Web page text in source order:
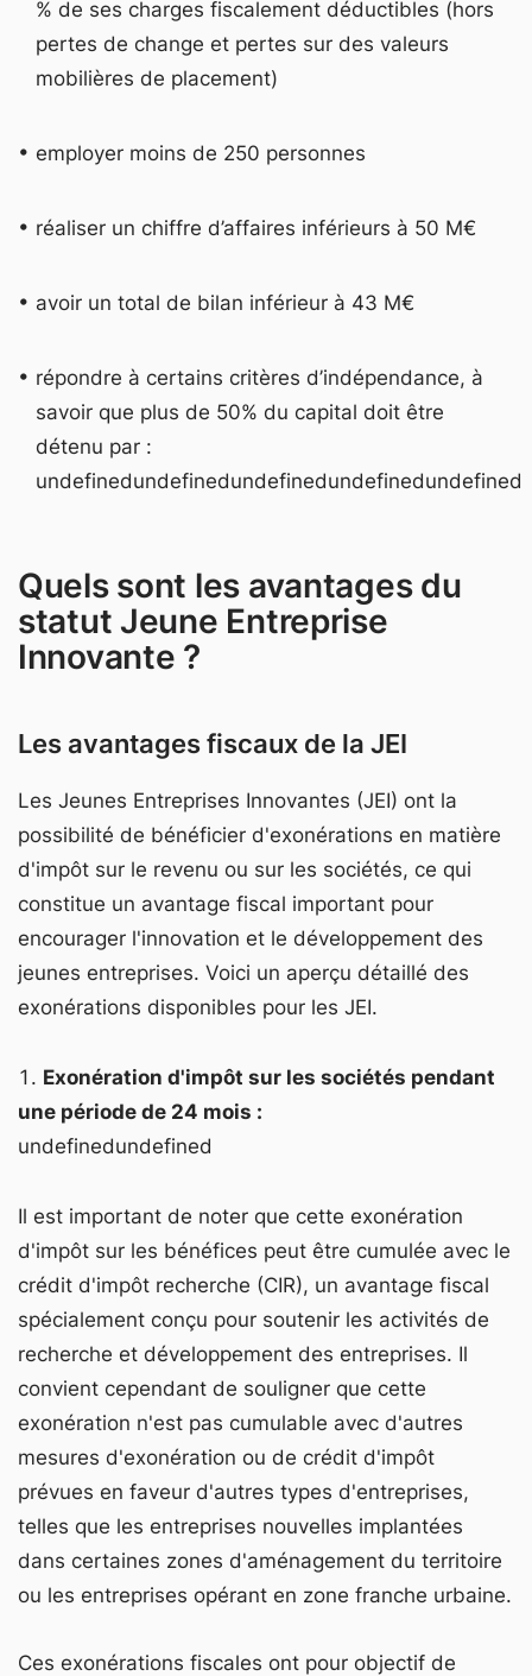
% de ses charges fiscalement déductibles (hors
pertes de change et pertes sur des valeurs
mobilières de placement)
employer moins de 250 personnes
réaliser un chiffre d’affaires inférieurs à 50 M€
avoir un total de bilan inférieur à 43 M€
répondre à certains critères d’indépendance, à
savoir que plus de 50% du capital doit être
détenu par :
undefinedundefinedundefinedundefinedundefined
Quels sont les avantages du
statut Jeune Entreprise
Innovante ?
Les avantages fiscaux de la JEI
Les Jeunes Entreprises Innovantes (JEI) ont la
possibilité de bénéficier d'exonérations en matière
d'impôt sur le revenu ou sur les sociétés, ce qui
constitue un avantage fiscal important pour
encourager l'innovation et le développement des
jeunes entreprises. Voici un aperçu détaillé des
exonérations disponibles pour les JEI.
Exonération d'impôt sur les sociétés pendant
une période de 24 mois :
undefinedundefined
Il est important de noter que cette exonération
d'impôt sur les bénéfices peut être cumulée avec le
crédit d'impôt recherche (CIR), un avantage fiscal
spécialement conçu pour soutenir les activités de
recherche et développement des entreprises. Il
convient cependant de souligner que cette
exonération n'est pas cumulable avec d'autres
mesures d'exonération ou de crédit d'impôt
prévues en faveur d'autres types d'entreprises,
telles que les entreprises nouvelles implantées
dans certaines zones d'aménagement du territoire
ou les entreprises opérant en zone franche urbaine.
Ces exonérations fiscales ont pour objectif de